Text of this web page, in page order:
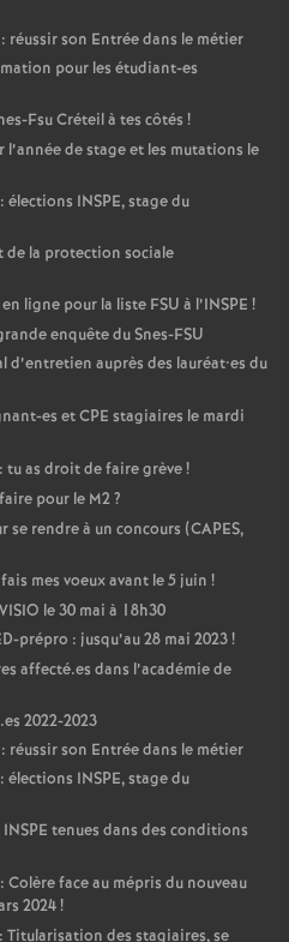
réussir son Entrée dans le métier
pour les étudiant-es
Fsu Créteil à tes côtés !
de stage et les mutations le
élections INSPE, stage du
de la protection sociale
ligne pour la liste FSU à l’INSPE !
enquête du Snes-FSU
d’entretien auprès des lauréat•es du
es etCPE stagiaires le mardi
tu as droit de faire grève!
pour le M2?
se rendre à un concours (CAPES,
mes voeux avant le 5 juin !
VISIO le 30 mai à 18h30
-prépro : jusqu’au 28 mai 2023!
affecté.es dans l’académie de
2022-2023
réussir son Entrée dans le métier
élections INSPE, stage du
INSPE tenues dans des conditions
face au mépris du nouveau
2024!
Titularisation des stagiaires, se